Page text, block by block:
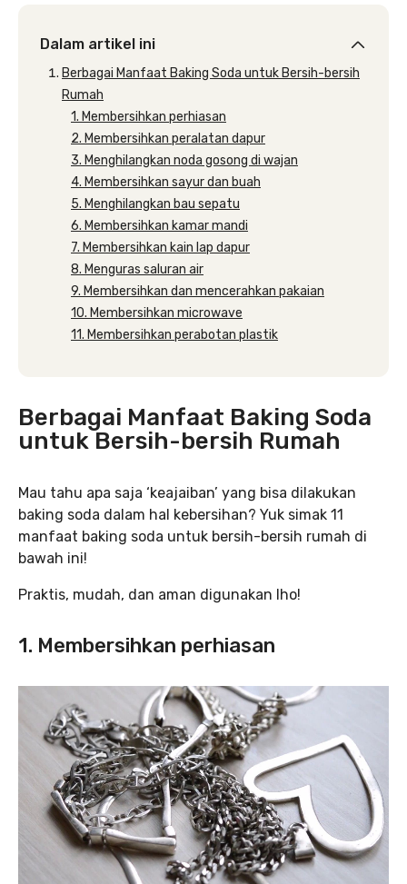
Dalam artikel ini
Berbagai Manfaat Baking Soda untuk Bersih-bersih
Rumah
1. Membersihkan perhiasan
2. Membersihkan peralatan dapur
3. Menghilangkan noda gosong di wajan
4. Membersihkan sayur dan buah
5. Menghilangkan bau sepatu
6. Membersihkan kamar mandi
7. Membersihkan kain lap dapur
8. Menguras saluran air
9. Membersihkan dan mencerahkan pakaian
10. Membersihkan microwave
11. Membersihkan perabotan plastik
Berbagai Manfaat Baking Soda
untuk Bersih-bersih Rumah
Mau tahu apa saja ‘keajaiban’ yang bisa dilakukan
baking soda dalam hal kebersihan? Yuk simak 11
manfaat baking soda untuk bersih-bersih rumah di
bawah ini!
Praktis, mudah, dan aman digunakan lho!
1. Membersihkan perhiasan